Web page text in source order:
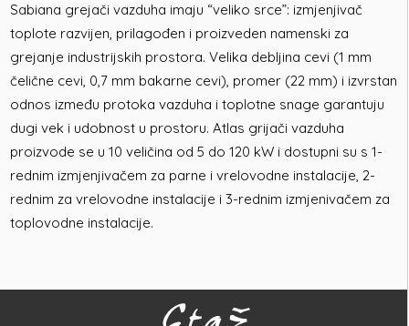
Sabiana grejači vazduha imaju “veliko srce”: izmjenjivač
toplote razvijen, prilagođen i proizveden namenski za
grejanje industrijskih prostora. Velika debljina cevi (1 mm
čelične cevi, 0,7 mm bakarne cevi), promer (22 mm) i izvrstan
odnos između protoka vazduha i toplotne snage garantuju
dugi vek i udobnost u prostoru. Atlas grijači vazduha
proizvode se u 10 veličina od 5 do 120 kW i dostupni su s 1-
rednim izmjenjivačem za parne i vrelovodne instalacije, 2-
rednim za vrelovodne instalacije i 3-rednim izmjenivačem za
toplovodne instalacije.